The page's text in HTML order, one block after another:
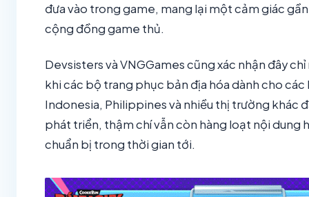
đưa vào trong game, mang lại một cảm giác
cộng đồng game thủ.
Devsisters và VNGGames cũng xác nhận đây
khi các bộ trang phục bản địa hóa dành cho các
Indonesia, Philippines và nhiều thị trường khác
phát triển, thậm chí vẫn còn hàng loạt nội dung
chuẩn bị trong thời gian tới.